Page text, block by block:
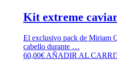
Kit extreme
El exclusivo pack de Miriam
cabello durante …
60,00€ AÑADIR AL